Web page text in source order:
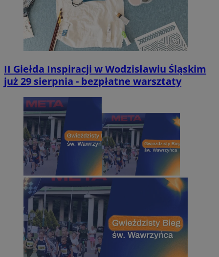
II Giełda Inspiracji w Wodzisławiu Śląskim
już 29 sierpnia - bezpłatne warsztaty